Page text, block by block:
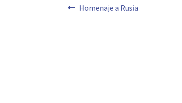
Navegación
Anterior:
Homenaje a Rusia